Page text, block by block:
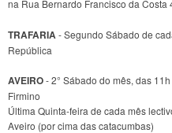
na Rua Bernardo Francisco da Costa
TRAFARIA- Segundo Sábado de
República
AVEIRO- 2° Sábado do mês, das
Firmino
Última Quinta-feira de cada mês
Aveiro (por cima das catacumbas)